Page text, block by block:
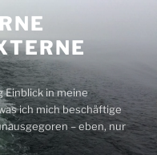
Einblick in meine
ich mich beschäftige
– eben, nur